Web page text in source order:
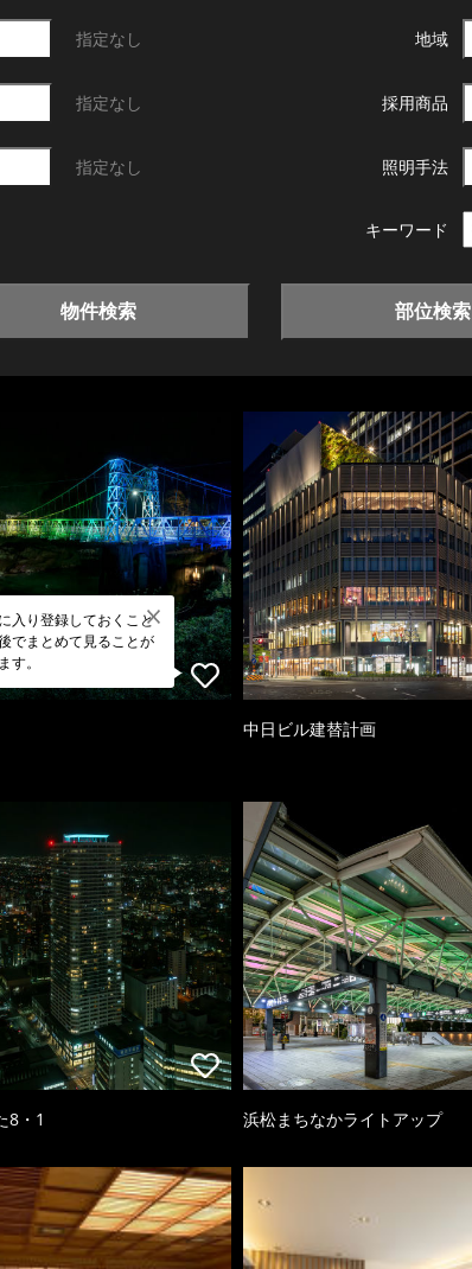
指定なし 地域
指定なし 採用商品
指定なし 照明手法
キーワード
物件検索 部位検索
入り登録しておくこと
でまとめて見ることが
す。
中日ビル建替計画
8・1 浜松まちなかライトアップ